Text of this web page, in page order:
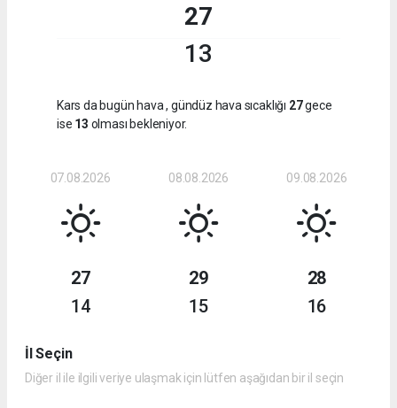
27
13
Kars da bugün hava, gündüz hava sıcaklığı 27gece
ise 13 olması bekleniyor.
07.08.2026
27
14
08.08.2026
29
15
09.08.2026
28
16
İl Seçin
Diğer il ile ilgili veriye ulaşmak için lütfen aşağıdan bir il seçin